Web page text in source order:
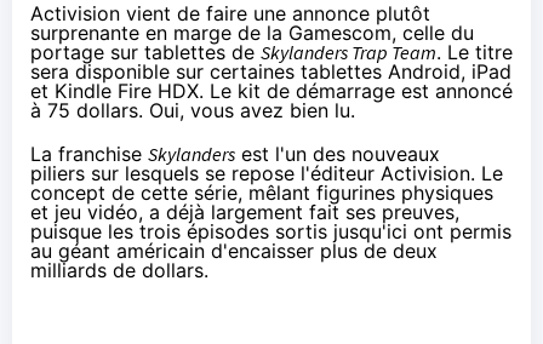
Activision vient de faire une annonce plutôt
surprenante en marge de la Gamescom, celle du
portage sur tablettes de Skylanders Trap Team. Le titre
sera disponible sur certaines tablettes Android, iPad
et Kindle Fire HDX. Le kit de démarrage est annoncé
à 75 dollars. Oui, vous avez bien lu.
La franchise Skylanders est l'un des nouveaux
piliers sur lesquels se repose l'éditeur Activision. Le
concept de cette série, mêlant figurines physiques
et jeu vidéo, a déjà largement fait ses preuves,
puisque les trois épisodes sortis jusqu'ici ont permis
au géant américain d'encaisser plus de deux
milliards de dollars.